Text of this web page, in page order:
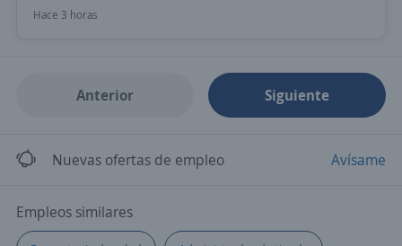
Hace 3 horas
Anterior Siguiente
Nuevas ofertas de empleo Avísame
Empleos similares